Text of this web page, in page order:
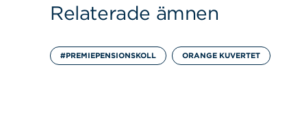
Relaterade ämnen
#PREMIEPENSIONSKOLL ORANGE KUVERTET